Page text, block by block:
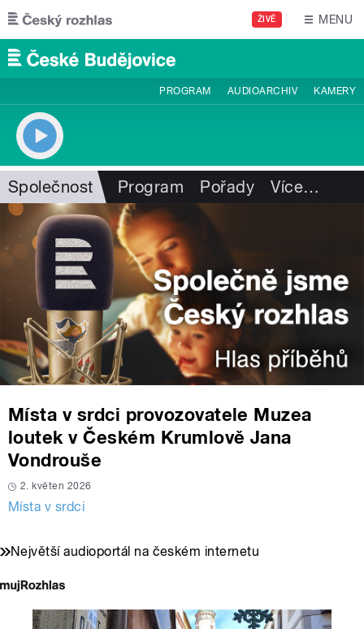
Přejít k hlavnímu obsahu
ŽIVĚ MENU
PROGRAM AUDIOARCHIV KAMERY
Společnost Program Pořady Více…
Místa v srdci provozovatele Muzea
loutek v Českém Krumlově Jana
Vondrouše
2. květen 2026
Místa v srdci
Největší audioportál na českém internetu